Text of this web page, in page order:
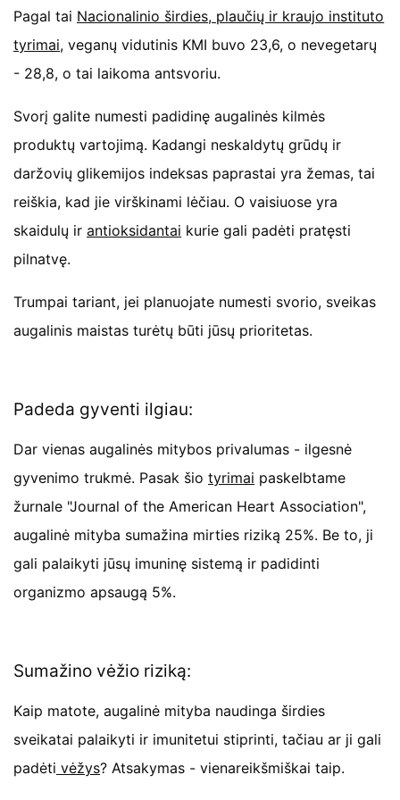
Pagal tai Nacionalinio širdies, plaučių ir kraujo instituto
tyrimai, veganų vidutinis KMI buvo 23,6, o nevegetarų
- 28,8, o tai laikoma antsvoriu.
Svorį galite numesti padidinę augalinės kilmės
produktų vartojimą. Kadangi neskaldytų grūdų ir
daržovių glikemijos indeksas paprastai yra žemas, tai
reiškia, kad jie virškinami lėčiau. O vaisiuose yra
skaidulų irantioksidantai kurie gali padėti pratęsti
pilnatvę.
Trumpai tariant, jei planuojate numesti svorio, sveikas
augalinis maistas turėtų būti jūsų prioritetas.
Padeda gyventi ilgiau:
Dar vienas augalinės mitybos privalumas - ilgesnė
gyvenimo trukmė. Pasak šiotyrimai paskelbtame
žurnale "Journal of the American Heart Association",
augalinė mityba sumažina mirties riziką 25%. Be to, ji
gali palaikyti jūsų imuninę sistemą ir padidinti
organizmo apsaugą 5%.
Sumažino vėžio riziką:
Kaip matote, augalinė mityba naudinga širdies
sveikatai palaikyti ir imunitetui stiprinti, tačiau ar ji gali
padėti vėžys? Atsakymas - vienareikšmiškai taip.